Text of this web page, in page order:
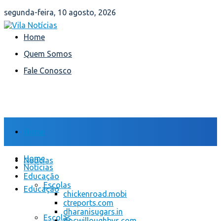
segunda-feira, 10 agosto, 2026
Home
Quem Somos
Fale Conosco
Home
Notícias
Educação
Escolas
Home
Notícias
Educação
Escolas
chickenroad.mobi
ctreports.com
dharanisugars.in